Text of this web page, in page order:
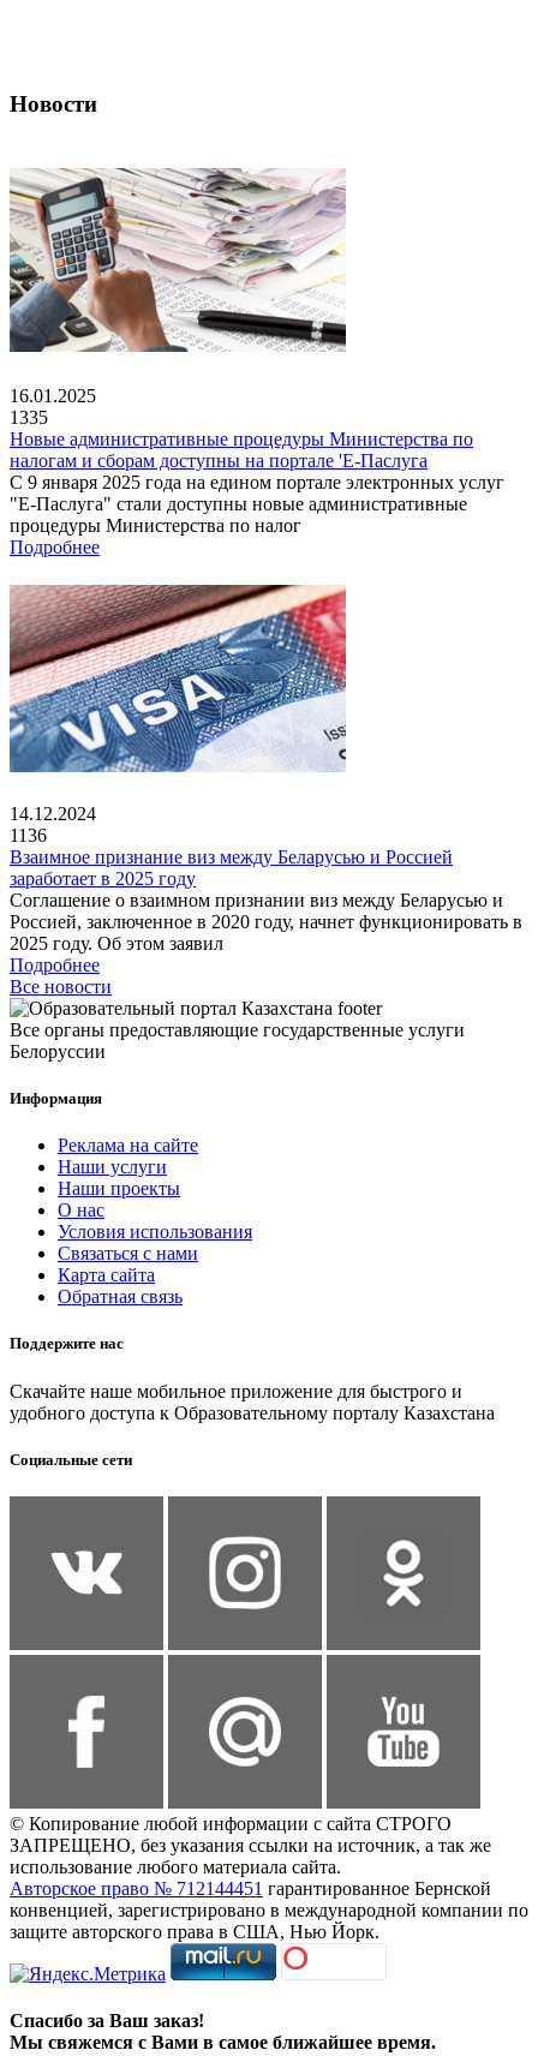
Новости
16.01.2025
1335
Новые административные процедуры Министерства по
налогам и сборам доступны на портале 'Е-Паслуга
С 9 января 2025 года на едином портале электронных услуг
"Е-Паслуга" стали доступны новые административные
процедуры Министерства по налог
Подробнее
14.12.2024
1136
Взаимное признание виз между Беларусью и Россией
заработает в 2025 году
Соглашение о взаимном признании виз между Беларусью и
Россией, заключенное в 2020 году, начнет функционировать в
2025 году. Об этом заявил
Подробнее
Все новости
Все органы предоставляющие государственные услуги
Белоруссии
Информация
Реклама на сайте
Наши услуги
Наши проекты
О нас
Условия использования
Связаться с нами
Карта сайта
Обратная связь
Поддержите нас
Скачайте наше мобильное приложение для быстрого и
удобного доступа к Образовательному порталу Казахстана
Социальные сети
© Копирование любой информации с сайта СТРОГО
ЗАПРЕЩЕНО, без указания ссылки на источник, а так же
использование любого материала сайта.
Авторское право № 712144451 гарантированное Бернской
конвенцией, зарегистрировано в международной компании по
защите авторского права в США, Нью Йорк.
Спасибо за Ваш заказ!
Мы свяжемся с Вами в самое ближайшее время.